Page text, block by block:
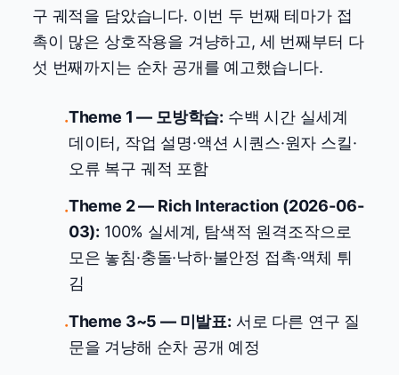
구 궤적을 담았습니다. 이번 두 번째 테마가 접
촉이 많은 상호작용을 겨냥하고, 세 번째부터 다
섯 번째까지는 순차 공개를 예고했습니다.
·Theme 1 — 모방학습: 수백 시간 실세계
데이터, 작업 설명·액션 시퀀스·원자 스킬·
오류 복구 궤적 포함
·Theme 2 — Rich Interaction (2026-06-
03): 100% 실세계, 탐색적 원격조작으로
모은 놓침·충돌·낙하·불안정 접촉·액체 튀
김
·Theme 3~5 — 미발표: 서로 다른 연구 질
문을 겨냥해 순차 공개 예정